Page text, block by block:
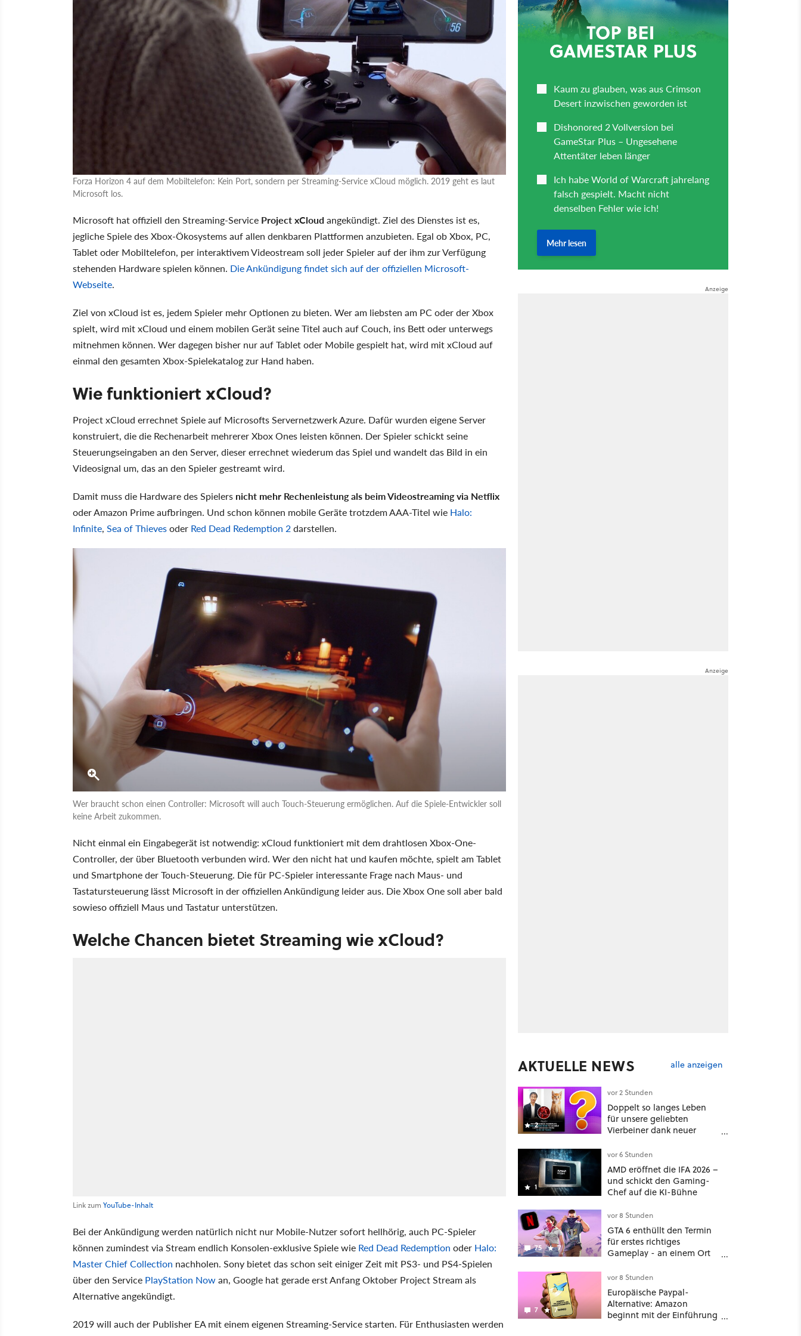
Forza Horizon 4 auf dem Mobiltelefon: Kein Port, sondern per Streaming-Service xCloud möglich. 2019 geht es laut
Microsoft los.
Microsoft hat offiziell den Streaming-Service Project xCloudangekündigt. Ziel des Dienstes ist es,
jegliche Spiele des Xbox-Ökosystems auf allen denkbaren Plattformen anzubieten. Egal ob Xbox, PC,
Tablet oder Mobiltelefon, per interaktivem Videostream soll jeder Spieler auf der ihm zur Verfügung
stehenden Hardware spielen können. Die Ankündigung findet sich auf der offiziellen Microsoft-
Webseite.
Ziel von xCloud ist es, jedem Spieler mehr Optionen zu bieten. Wer am liebsten am PC oder der Xbox
spielt, wird mit xCloud und einem mobilen Gerät seine Titel auch auf Couch, ins Bett oder unterwegs
mitnehmen können. Wer dagegen bisher nur auf Tablet oder Mobile gespielt hat, wird mit xCloud auf
einmal den gesamten Xbox-Spielekatalog zur Hand haben.
Wie funktioniert xCloud?
Project xCloud errechnet Spiele auf Microsofts Servernetzwerk Azure. Dafür wurden eigene Server
konstruiert, die die Rechenarbeit mehrerer Xbox Ones leisten können. Der Spieler schickt seine
Steuerungseingaben an den Server, dieser errechnet wiederum das Spiel und wandelt das Bild in ein
Videosignal um, das an den Spieler gestreamt wird.
Damit muss die Hardware des Spielers nicht mehr Rechenleistung als beim Videostreaming via Netflix
oder Amazon Prime aufbringen. Und schon können mobile Geräte trotzdem AAA-Titel wie Halo:
Infinite, Sea of Thievesoder Red Dead Redemption 2darstellen.
Wer braucht schon einen Controller: Microsoft will auch Touch-Steuerung ermöglichen. Auf die Spiele-Entwickler soll
keine Arbeit zukommen.
Nicht einmal ein Eingabegerät ist notwendig: xCloud funktioniert mit dem drahtlosen Xbox-One-
Controller, der über Bluetooth verbunden wird. Wer den nicht hat und kaufen möchte, spielt am Tablet
und Smartphone der Touch-Steuerung. Die für PC-Spieler interessante Frage nach Maus- und
Tastatursteuerung lässt Microsoft in der offiziellen Ankündigung leider aus. Die Xbox One soll aber bald
sowieso offiziell Maus und Tastatur unterstützen.
Welche Chancen bietet Streaming wie xCloud?
Link zum YouTube-Inhalt
Bei der Ankündigung werden natürlich nicht nur Mobile-Nutzer sofort hellhörig, auch PC-Spieler
können zumindest via Stream endlich Konsolen-exklusive Spiele wie Red Dead Redemption oder Halo:
Master Chief Collection nachholen. Sony bietet das schon seit einiger Zeit mit PS3- und PS4-Spielen
über den Service PlayStation Nowan, Google hat gerade erst Anfang Oktober Project Stream als
Alternative angekündigt.
2019 will auch der Publisher EA mit einem eigenen Streaming-Service starten. Für Enthusiasten werden
AKTUELLE NEWS alle anzeigen
2
vor 2 Stunden
Doppelt so langes Leben
für unsere geliebten
Vierbeiner dank neuer
Japan: Der Blick auf über
1.200 Kommentare zeigt,
dass es nicht so einfach ist
1
vor 6 Stunden
AMD eröffnet die IFA 2026 –
und schickt den Gaming-
Chef auf die KI-Bühne
75 7
vor 8 Stunden
GTA 6 enthüllt den Termin
für erstes richtiges
Gameplay - an einem Ort
gerechnet hatte
7 7
vor 8 Stunden
Europäische Paypal-
Alternative: Amazon
beginnt mit der Einführung